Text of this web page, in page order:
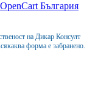
OpenCart България
на Дикар Консулт
форма е забранено.